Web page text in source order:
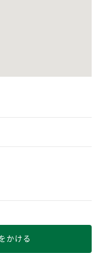
かける